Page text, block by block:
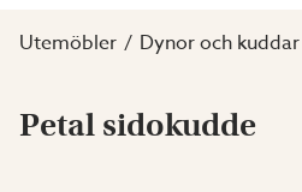
Utemöbler Dynor och kuddar
Petal sidokudde